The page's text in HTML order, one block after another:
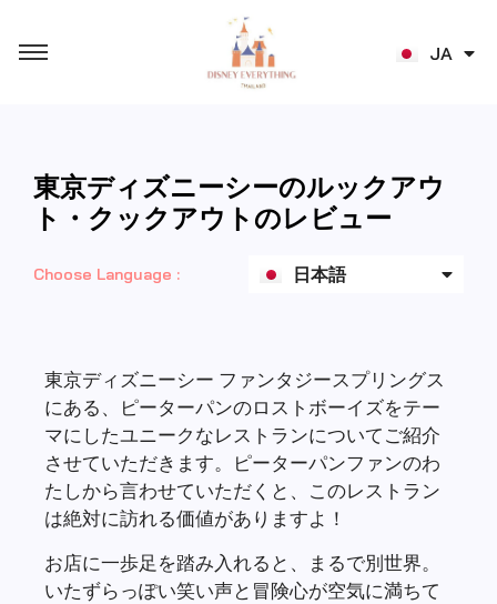
JA
ZH
東京ディズニーシーのルックアウ
ト・クックアウトのレビュー
Choose Language : 日本語
English
中文 (香港)
東京ディズニーシー ファンタジースプリングス
にある、ピーターパンのロストボーイズをテー
マにしたユニークなレストランについてご紹介
させていただきます。ピーターパンファンのわ
たしから言わせていただくと、このレストラン
は絶対に訪れる価値がありますよ！
お店に一歩足を踏み入れると、まるで別世界。
いたずらっぽい笑い声と冒険心が空気に満ちて